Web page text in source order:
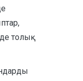
толық